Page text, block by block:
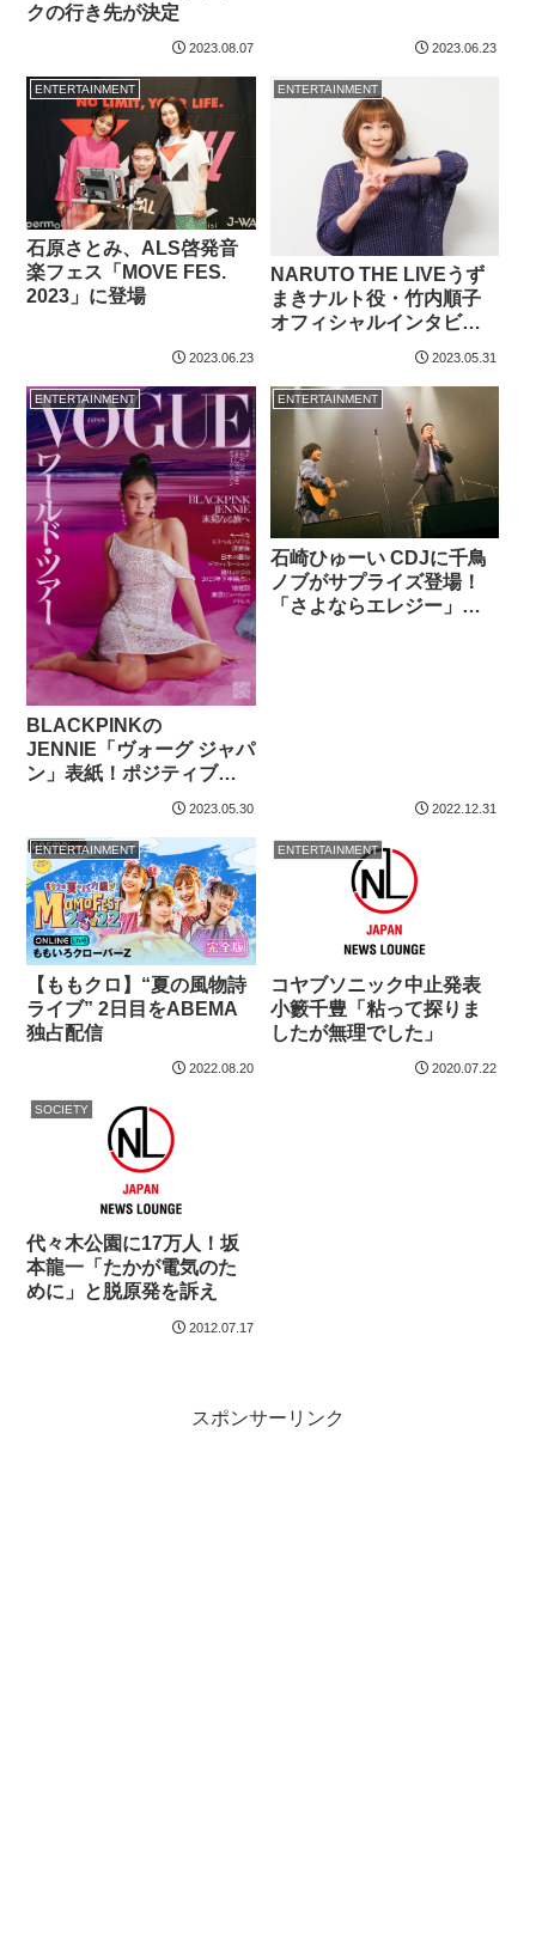
クの行き先が決定
2023.08.07 2023.06.23
ENTERTAINMENT
石原さとみ、ALS啓発音
楽フェス「MOVE FES.
2023」に登場
2023.06.23
ENTERTAINMENT
NARUTO THE LIVEうず
まきナルト役・竹内順子
オフィシャルインタビュ
2023.05.31
ENTERTAINMENT
BLACKPINKの
JENNIE「ヴォーグ ジャパ
ン」表紙！ポジティブな
2023.05.30
ENTERTAINMENT
石崎ひゅーい CDJに千鳥
ノブがサプライズ登場！
「さよならエレジー」熱
2022.12.31
ENTERTAINMENT
【ももクロ】“夏の風物詩
ライブ” 2日目をABEMA
独占配信
2022.08.20
ENTERTAINMENT
コヤブソニック中止発表
小籔千豊「粘って探りま
したが無理でした」
2020.07.22
SOCIETY
代々木公園に17万人！坂
本龍一「たかが電気のた
めに」と脱原発を訴え
2012.07.17
スポンサーリンク